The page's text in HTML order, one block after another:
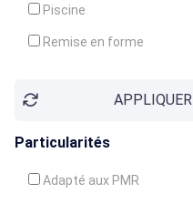
Piscine
Remise en forme
Soins du corpsAPPLIQUER
Particularités
Adapté aux PMR